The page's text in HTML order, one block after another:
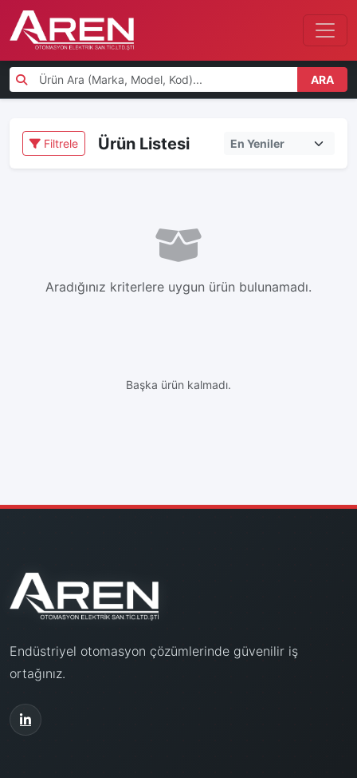
ARA
Filtrele Ürün Listesi
Aradığınız kriterlere uygun ürün bulunamadı.
Başka ürün kalmadı.
Endüstriyel otomasyon çözümlerinde güvenilir iş
ortağınız.